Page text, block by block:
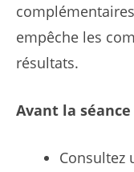
empêche les
résultats.
Avant la séance
Consultez